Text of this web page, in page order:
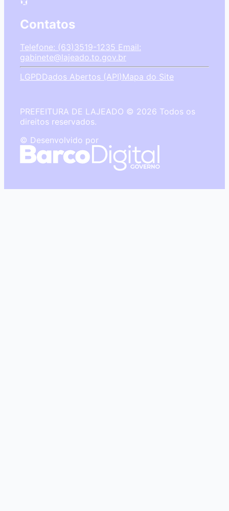
Contatos
Telefone: (63)3519-1235 Email:
gabinete@lajeado.to.gov.br
LGPDDados Abertos (API)Mapa do Site
PREFEITURA DE LAJEADO © 2026 Todos os
direitos reservados.
© Desenvolvido por